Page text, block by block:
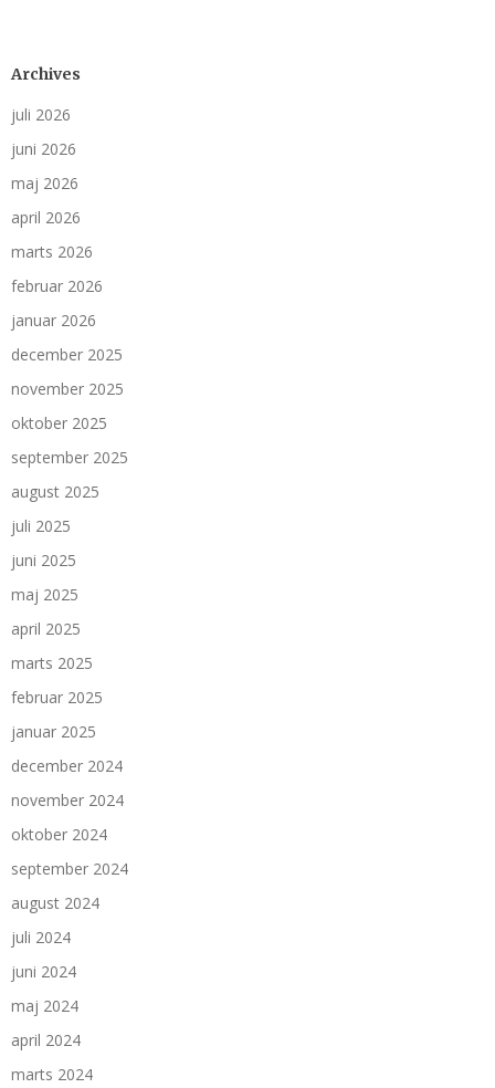
Archives
juli 2026
juni 2026
maj 2026
april 2026
marts 2026
februar 2026
januar 2026
december 2025
november 2025
oktober 2025
september 2025
august 2025
juli 2025
juni 2025
maj 2025
april 2025
marts 2025
februar 2025
januar 2025
december 2024
november 2024
oktober 2024
september 2024
august 2024
juli 2024
juni 2024
maj 2024
april 2024
marts 2024